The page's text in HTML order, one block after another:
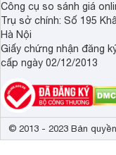
Công cụ so sánh giá
Trụ sở chính: Số 195
Hà Nội
Giấy chứng nhận đăng
cấp ngày 02/12/2013
© 2013 - 2023 Bản